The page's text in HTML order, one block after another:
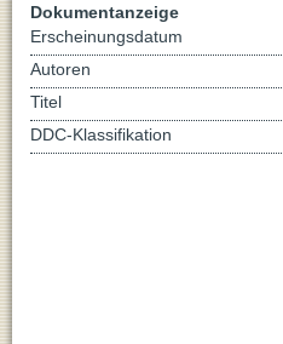
Dokumentanzeige
Erscheinungsdatum
Autoren
Titel
DDC-Klassifikation